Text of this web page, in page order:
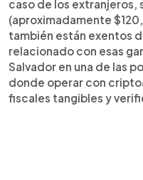
caso de los extranjeros,
(aproximadamente
también están exentos
relacionado con esas
Salvador en una de las
donde operar con
fiscales tangibles y